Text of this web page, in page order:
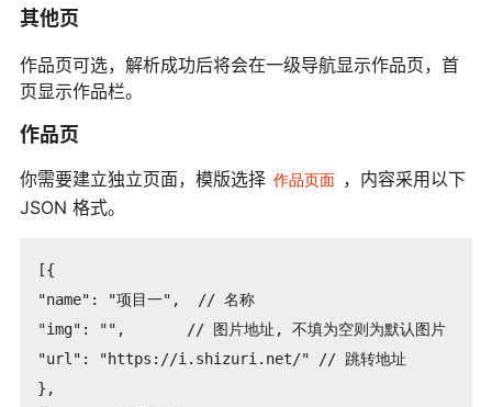
其他页
作品页可选，解析成功后将会在一级导航显示作品页，首
页显示作品栏。
作品页
你需要建立独立页面，模版选择 作品页面 ，内容采用以下
JSON 格式。
[{
"name": "项目一",  // 名称
"img": "",       // 图片地址, 不填为空则为默认图片
"url": "https://i.shizuri.net/" // 跳转地址
},